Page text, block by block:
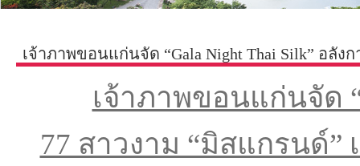
เจ้าภาพขอนแก่นจัด “Gala Night Thai Silk” อลั
เจ้าภาพขอนแก่นจัด
77 สาวงาม “มิสแกรนด์